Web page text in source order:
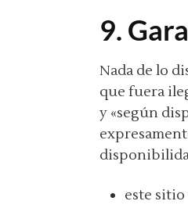
9.
Nada de lo
que fuera
y «según
este